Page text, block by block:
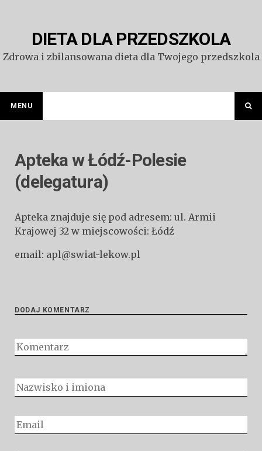
DIETA DLA PRZEDSZKOLA
Zdrowa i zbilansowana dieta dla Twojego przedszkola
MENU
Apteka w Łódź-Polesie
(delegatura)
Apteka znajduje się pod adresem: ul. Armii
Krajowej 32 w miejscowości: Łódź
email: apl@swiat-lekow.pl
DODAJ KOMENTARZ